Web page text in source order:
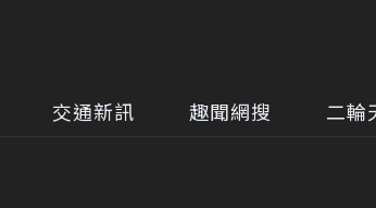
交通新訊 趣聞網搜 二輪